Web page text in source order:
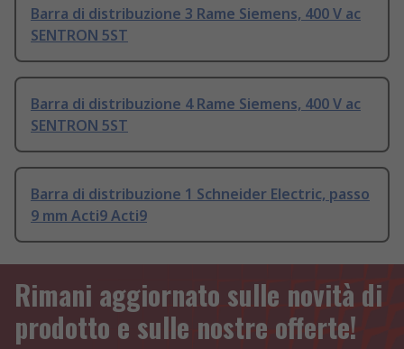
Barra di distribuzione 3 Rame Siemens, 400 V ac
SENTRON 5ST
Barra di distribuzione 4 Rame Siemens, 400 V ac
SENTRON 5ST
Barra di distribuzione 1 Schneider Electric, passo
9 mm Acti9 Acti9
Rimani aggiornato sulle novità di
prodotto e sulle nostre offerte!